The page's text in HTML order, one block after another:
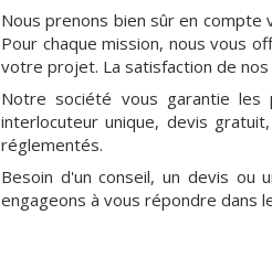
Nous prenons bien sûr en
Pour chaque mission, nous vous
votre projet. La satisfaction de
Notre société vous garantie les
interlocuteur unique, devis
réglementés.
Besoin d'un conseil, un devis ou
engageons à vous répondre dans